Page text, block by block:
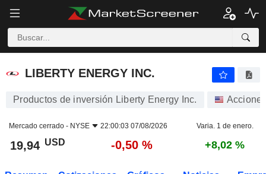
LIBERTY ENERGY INC.
LIBERTY ENERGY INC.
Productos de inversión Liberty Energy Inc.
Mercado cerrado - NYSE 22:00:03 07/08/2026 Varia. 1 de enero.
19,94 USD -0,50 % +8,02 %